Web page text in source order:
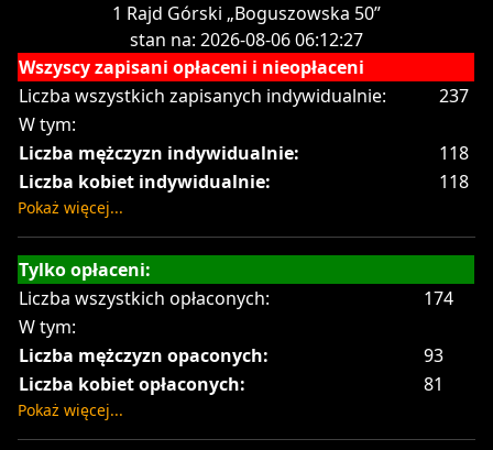
1 Rajd Górski „Boguszowska 50”
stan na: 2026-08-06 06:12:27
Wszyscy zapisani opłaceni i nieopłaceni
Liczba wszystkich zapisanych indywidualnie:
237
W tym:
Liczba mężczyzn indywidualnie:
118
Liczba kobiet indywidualnie:
118
Pokaż więcej...
Tylko opłaceni:
Liczba wszystkich opłaconych:
174
W tym:
Liczba mężczyzn opaconych:
93
Liczba kobiet opłaconych:
81
Pokaż więcej...